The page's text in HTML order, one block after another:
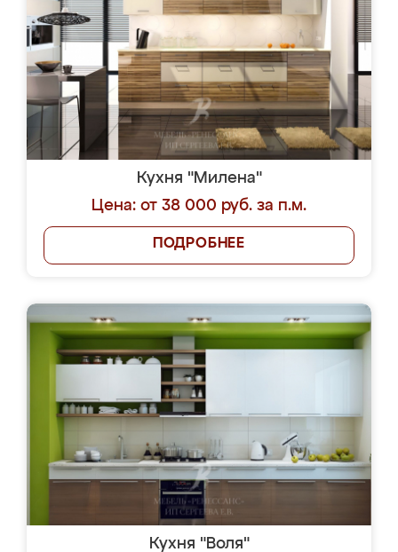
Кухня "Милена"
Цена: от 38 000 руб. за п.м.
ПОДРОБНЕЕ
Кухня "Воля"